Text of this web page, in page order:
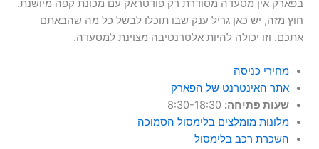
בפארק אין מסעדה מסודרת רק פודטראק עם מכונת קפה מיושנת.
חוץ מזה, יש כאן גריל ענק שבו תוכלו לבשל כל מה שהבאתם
אתכם. וזו יכולה להיות אלטרנטיבה מצוינת למסעדה.
מחירי כניסה
אתר האינטרנט של הפארק
שעות פתיחה: 8:30-18:30
מלונות מומלצים בלימסול הסמוכה
השכרת רכב בלימסול